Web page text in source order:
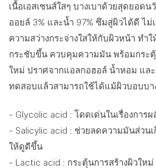
เนื้อเอสเซนส์ใสๆ บางเบาด้วยสุดยอด
ออยล์ 3% และน้ำ 97% ซึมสู่ผิวได้ดี ไม่
ความสว่างกระจ่างใสให้กับผิวหน้า ทำ
กระชับขึ้น ควบคุมความมัน พร้อมกระตุ้
ใหม่ ปราศจากแอลกอฮอล์ น้ำหอม และ
ทดสอบแล้วสามารถใช้ได้แม้ผิวบอบบา
- Glycolic acid : โดดเด่นในเรื่องการ
- Salicylic acid : ช่วยลดความมันส่ว
ให้ดูดีขึ้น
- Lactic acid : กระตุ้นการสร้างผิวให